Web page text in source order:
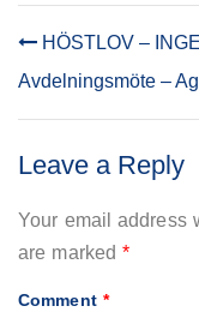
POST
NAVIGATION
HÖSTLOV –
Avdelningsmöte –
Leave a Reply
Your email address
are marked*
Comment *